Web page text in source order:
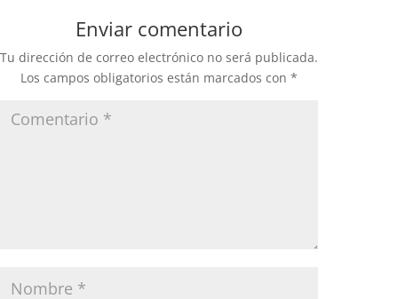
Enviar comentario
Tu dirección de correo electrónico no será publicada.
Los campos obligatorios están marcados con*